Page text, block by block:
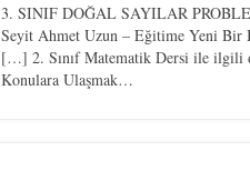
3. SINIF DOĞAL SAYILAR
Seyit Ahmet Uzun – Eğitime Yeni Bir
[…] 2. Sınıf Matematik Dersi ile ilgili
Konulara Ulaşmak…